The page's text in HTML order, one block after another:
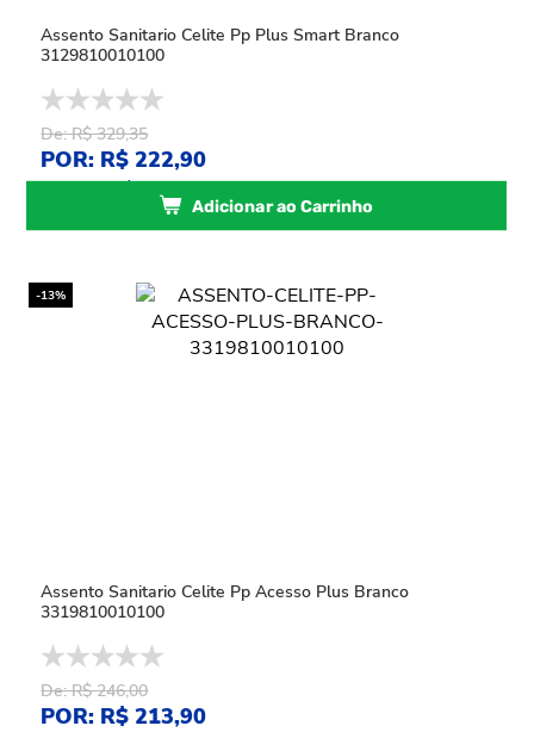
Assento Sanitario Celite Pp Plus Smart Branco
3129810010100
De: R$ 329,35
POR: R$ 222,90
ou4xdeR$ 55,72sem juros
Adicionar ao Carrinho
-13%
Assento Sanitario Celite Pp Acesso Plus Branco
3319810010100
De: R$ 246,00
POR: R$ 213,90